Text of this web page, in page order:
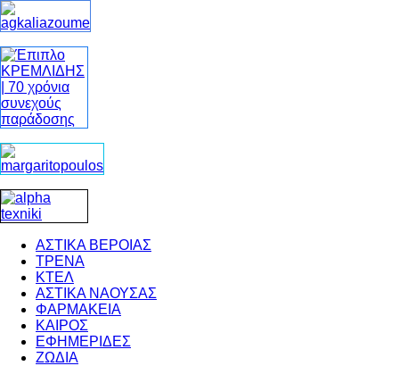
ΑΣΤΙΚΑ ΒΕΡΟΙΑΣ
ΤΡΕΝΑ
ΚΤΕΛ
ΑΣΤΙΚΑ ΝΑΟΥΣΑΣ
ΦΑΡΜΑΚΕΙΑ
ΚΑΙΡΟΣ
ΕΦΗΜΕΡΙΔΕΣ
ΖΩΔΙΑ